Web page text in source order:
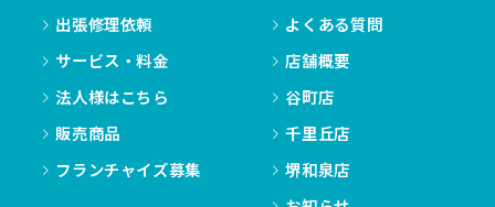
出張修理依頼
サービス・料金
法人様はこちら
販売商品
フランチャイズ募集
よくある質問
店舗概要
谷町店
千里丘店
堺和泉店